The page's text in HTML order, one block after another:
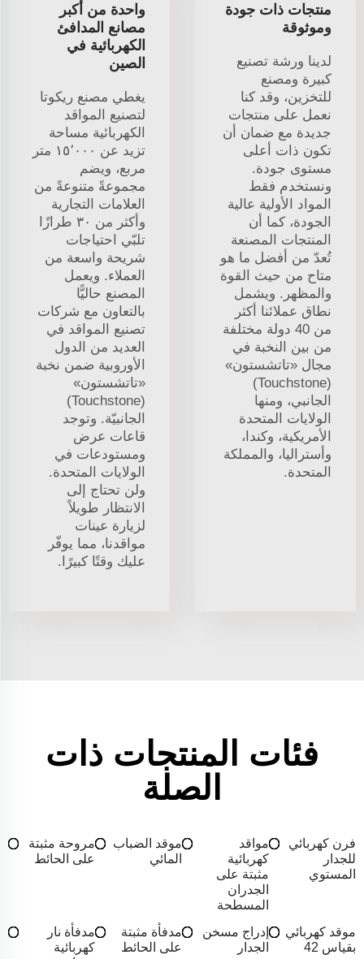
منتجات ذات جودة
وموثوقة
لدينا ورشة تصنيع
كبيرة ومصنع
للتخزين، وقد كنا
نعمل على منتجات
جديدة مع ضمان أن
تكون ذات أعلى
مستوى جودة.
ونستخدم فقط
المواد الأولية عالية
الجودة، كما أن
المنتجات المصنعة
تُعدّ من أفضل ما هو
متاح من حيث القوة
والمظهر. ويشمل
نطاق عملائنا أكثر
من 40 دولة مختلفة
من بين النخبة في
مجال «تاتشستون»
(Touchstone)
الجانبي، ومنها
الولايات المتحدة
الأمريكية، وكندا،
وأستراليا، والمملكة
المتحدة.
واحدة من أكبر
مصانع المدافئ
الكهربائية في
الصين
يغطي مصنع ريكوتا
لتصنيع المواقد
الكهربائية مساحة
تزيد عن ١٥٬٠٠٠ متر
مربع، ويضم
مجموعةً متنوعةً من
العلامات التجارية
وأكثر من ٣٠ طرازًا
تلبّي احتياجات
شريحة واسعة من
العملاء. ويعمل
المصنع حاليًّا
بالتعاون مع شركات
تصنيع المواقد في
العديد من الدول
الأوروبية ضمن نخبة
«تاتشستون»
(Touchstone)
الجانبيّة. وتوجد
قاعات عرض
ومستودعات في
الولايات المتحدة.
ولن تحتاج إلى
الانتظار طويلاً
لزيارة عينات
مواقدنا، مما يوفّر
عليك وقتًا كبيرًا.
فئات المنتجات ذات
الصلة
فرن كهربائي
للجدار
المستوي
مواقد
كهربائية
مثبتة على
الجدران
المسطحة
موقد الضباب
المائي
مروحة مثبتة
على الحائط
موقد كهربائي
بقياس 42
إدراج مسخن
الجدار
مدفأة مثبتة
على الحائط
مدفأة نار
كهربائية